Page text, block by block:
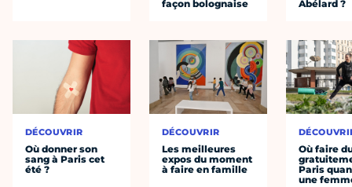
DÉCOUVRIR
Où donner son
sang à Paris cet
été ?
façon bolognaise
DÉCOUVRIR
Les meilleures
expos du moment
à faire en famille
Abélard ?
Où faire
Paris
une